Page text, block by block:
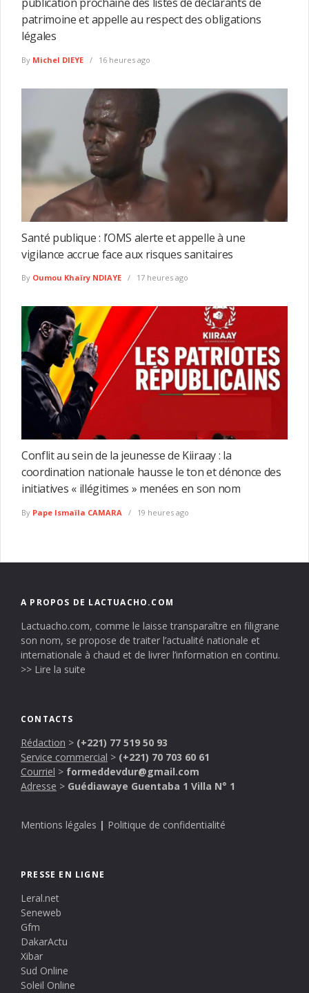
patrimoine et appelle au respect des obligations
légales
By Michel DIEYE 16 heures ago
Santé publique : l’OMS alerte et appelle à une
vigilance accrue face aux risques sanitaires
By Oumou Khaïry NDIAYE 17 heures ago
Conflit au sein de la jeunesse de Kiiraay : la
coordination nationale hausse le ton et dénonce des
initiatives « illégitimes » menées en son nom
By Pape Ismaïla CAMARA 19 heures ago
A PROPOS DE LACTUACHO.COM
Lactuacho.com, comme le laisse transparaître en filigrane
son nom, se propose de traiter l’actualité nationale et
internationale à chaud et de livrer l’information en continu.
>> Lire la suite
CONTACTS
Rédaction > (+221) 77 519 50 93
Service commercial > (+221) 70 703 60 61
Courriel > formeddevdur@gmail.com
Adresse > Guédiawaye Guentaba 1 Villa N° 1
Mentions légales | Politique de confidentialité
PRESSE EN LIGNE
Leral.net
Seneweb
Gfm
DakarActu
Xibar
Sud Online
Soleil Online